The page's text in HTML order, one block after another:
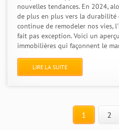
nouvelles tendances. En 2024,
de plus en plus vers la
continue de remodeler nos vies,
fait pas exception. Voici un
immobilières qui façonnent le
LIRE LA SUITE
1 2